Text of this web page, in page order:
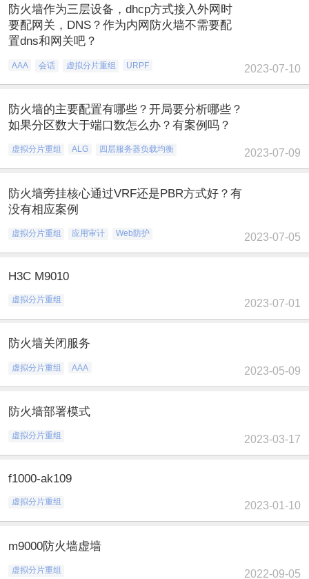
防火墙作为三层设备，dhcp方式接入外网时
要配网关，DNS？作为内网防火墙不需要配
置dns和网关吧？
AAA 会话 虚拟分片重组 URPF 2023-07-10
防火墙的主要配置有哪些？开局要分析哪些？
如果分区数大于端口数怎么办？有案例吗？
虚拟分片重组 ALG 四层服务器负载均衡 2023-07-09
防火墙旁挂核心通过VRF还是PBR方式好？有
没有相应案例
虚拟分片重组 应用审计 Web防护 2023-07-05
H3C M9010
虚拟分片重组 2023-07-01
防火墙关闭服务
虚拟分片重组 AAA 2023-05-09
防火墙部署模式
虚拟分片重组 2023-03-17
f1000-ak109
虚拟分片重组 2023-01-10
m9000防火墙虚墙
虚拟分片重组 2022-09-05